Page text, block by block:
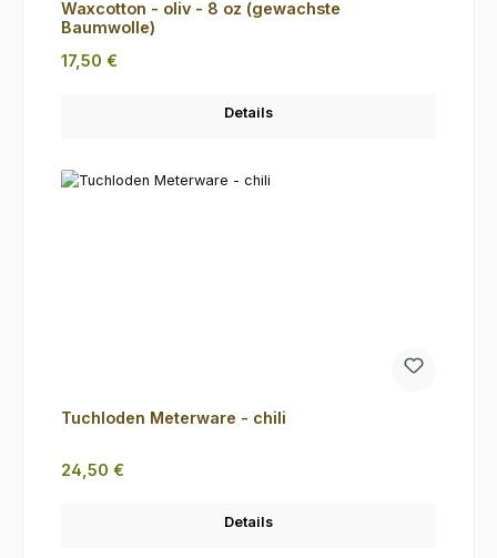
Waxcotton - oliv - 8 oz (gewachste
Baumwolle)
Regulärer Preis:
17,50 €
Details
Tuchloden Meterware - chili
Regulärer Preis:
24,50 €
Details